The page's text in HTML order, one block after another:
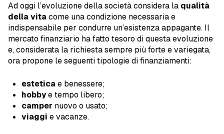
Ad oggi l’evoluzione della società considera la qualità
della vitacome una condizione necessaria e
indispensabile per condurre un’esistenza appagante. Il
mercato finanziario ha fatto tesoro di questa evoluzione
e, considerata la richiesta sempre più forte e variegata,
ora propone le seguenti tipologie di finanziamenti:
esteticae benessere;
hobbye tempo libero;
camper nuovo o usato;
viaggi e vacanze.